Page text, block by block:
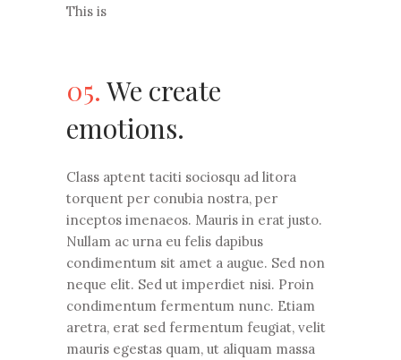
This is
05. We create
emotions.
Class aptent taciti sociosqu ad litora
torquent per conubia nostra, per
inceptos imenaeos. Mauris in erat justo.
Nullam ac urna eu felis dapibus
condimentum sit amet a augue. Sed non
neque elit. Sed ut imperdiet nisi. Proin
condimentum fermentum nunc. Etiam
aretra, erat sed fermentum feugiat, velit
mauris egestas quam, ut aliquam massa